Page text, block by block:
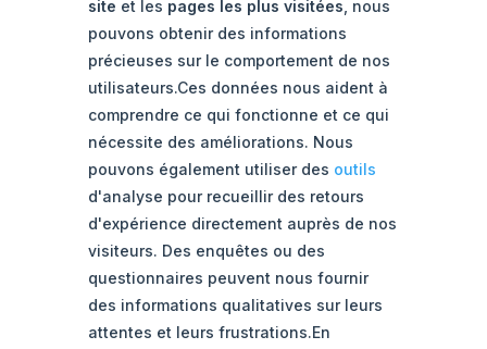
site et les pages les plus visitées , nous
pouvons obtenir des informations
précieuses sur le comportement de nos
utilisateurs.Ces données nous aident à
comprendre ce qui fonctionne et ce qui
nécessite des améliorations. Nous
pouvons également utiliser des outils
d'analyse pour recueillir des retours
d'expérience directement auprès de nos
visiteurs. Des enquêtes ou des
questionnaires peuvent nous fournir
des informations qualitatives sur leurs
attentes et leurs frustrations.En